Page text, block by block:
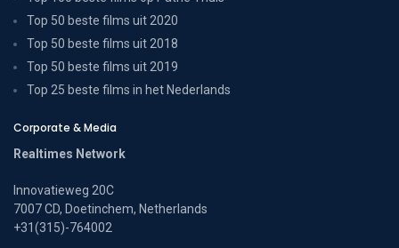
Top 50 beste films uit 2020
Top 50 beste films uit 2018
Top 50 beste films uit 2019
Top 25 beste films in het Nederlands
Corporate & Media
Realtimes Network
Innovatieweg 20C
7007 CD, Doetinchem, Netherlands
+31(315)-764002